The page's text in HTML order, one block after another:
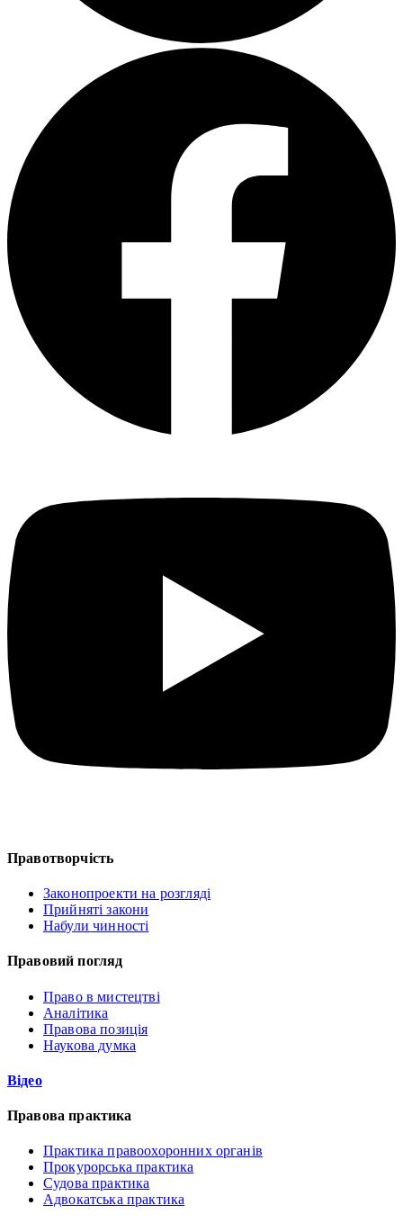
Правотворчість
Законопроекти на розгляді
Прийняті закони
Набули чинності
Правовий погляд
Право в мистецтві
Аналітика
Правова позиція
Наукова думка
Відео
Правова практика
Практика правоохоронних органів
Прокурорська практика
Судова практика
Адвокатська практика